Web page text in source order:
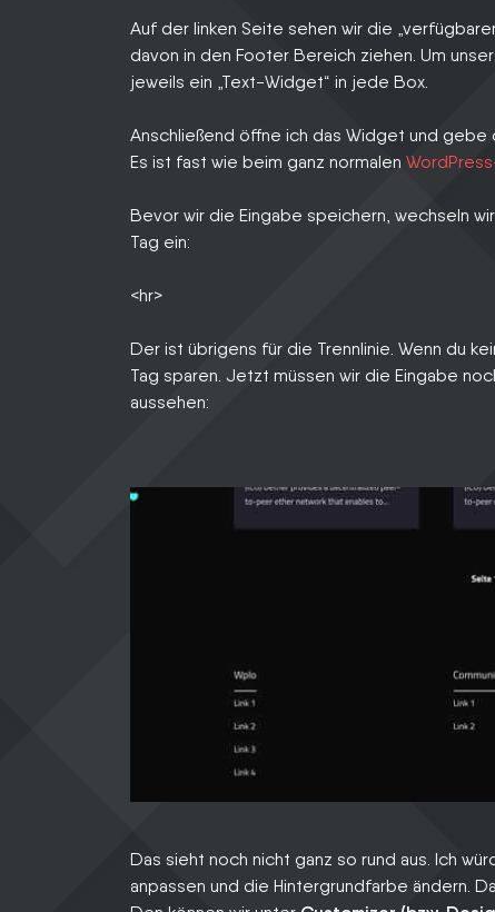
Auf der linken Seite sehen wir die
davon in den Footer Bereich ziehen. Um
jeweils ein „Text-Widget“ in jede Box.
Anschließend öffne ich das Widget und gebe
Es ist fast wie beim ganz normalen
Bevor wir die Eingabe speichern, wechseln
Tag ein:
<hr>
Der ist übrigens für die Trennlinie. Wenn du
Tag sparen. Jetzt müssen wir die Eingabe
aussehen:
Das sieht noch nicht ganz so rund aus. Ich
anpassen und die Hintergrundfarbe ändern.